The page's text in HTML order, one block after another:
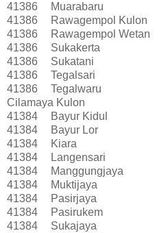
41386
Muarabaru
41386
Rawagempol Kulon
41386
Rawagempol Wetan
41386
Sukakerta
41386
Sukatani
41386
Tegalsari
41386
Tegalwaru
Cilamaya Kulon
41384
Bayur Kidul
41384
Bayur Lor
41384
Kiara
41384
Langensari
41384
Manggungjaya
41384
Muktijaya
41384
Pasirjaya
41384
Pasirukem
41384
Sukajaya